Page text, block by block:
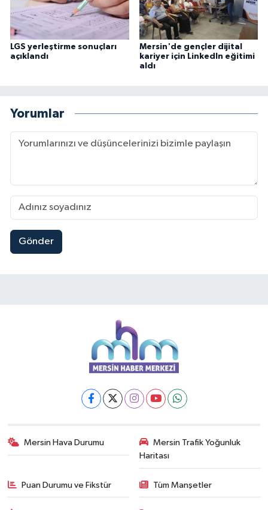
LGS yerleştirme sonuçları
açıklandı
Mersin'de gençler dijital
kariyer için LinkedIn eğitimi
aldı
Yorumlar
Gönder
Mersin Hava Durumu
Mersin Trafik Yoğunluk
Haritası
Puan Durumu ve Fikstür Tüm Manşetler